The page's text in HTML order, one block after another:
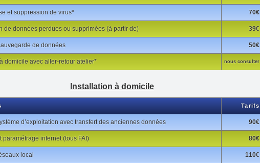
et suppression de virus* 70€
de données perdues ou supprimées (à partir de) 39€
de données 50€
domicile avec aller-retour atelier* nous consulter
Installation à domicile
Tarifs
d’exploitation avec transfert des anciennes données 90€
paramétrage internet (tous FAI) 80€
local 110€